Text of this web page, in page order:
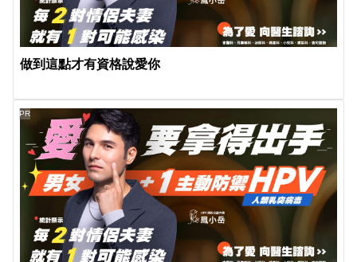
做到這點才有資格說愛你
PR